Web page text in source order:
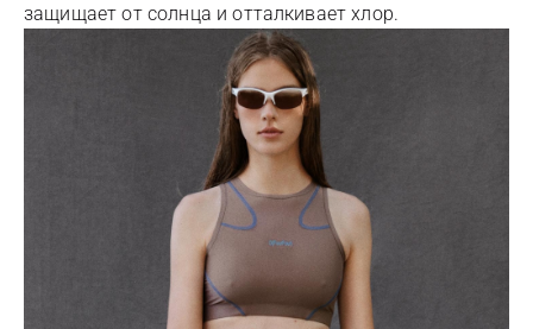
защищает от солнца и отталкивает хлор.